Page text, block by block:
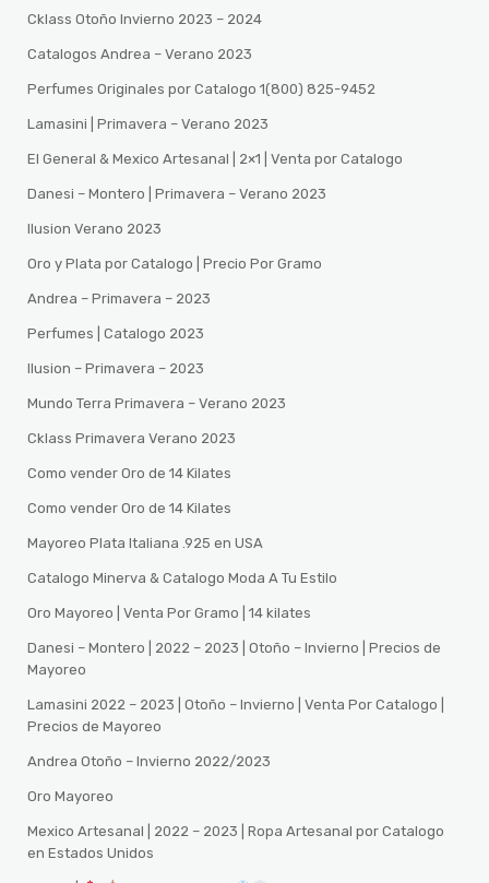
Cklass Otoño Invierno 2023 – 2024
Catalogos Andrea – Verano 2023
Perfumes Originales por Catalogo 1(800) 825-9452
Lamasini | Primavera – Verano 2023
El General & Mexico Artesanal | 2×1 | Venta por Catalogo
Danesi – Montero | Primavera – Verano 2023
Ilusion Verano 2023
Oro y Plata por Catalogo | Precio Por Gramo
Andrea – Primavera – 2023
Perfumes | Catalogo 2023
Ilusion – Primavera – 2023
Mundo Terra Primavera – Verano 2023
Cklass Primavera Verano 2023
Como vender Oro de 14 Kilates
Como vender Oro de 14 Kilates
Mayoreo Plata Italiana .925 en USA
Catalogo Minerva & Catalogo Moda A Tu Estilo
Oro Mayoreo | Venta Por Gramo | 14 kilates
Danesi – Montero | 2022 – 2023 | Otoño – Invierno | Precios de
Mayoreo
Lamasini 2022 – 2023 | Otoño – Invierno | Venta Por Catalogo |
Precios de Mayoreo
Andrea Otoño – Invierno 2022/2023
Oro Mayoreo
Mexico Artesanal | 2022 – 2023 | Ropa Artesanal por Catalogo
en Estados Unidos